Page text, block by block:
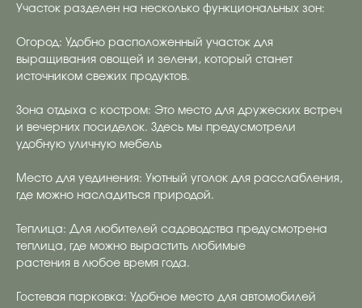
Участок разделен на несколько функциональных зон:
Огород: Удобно расположенный участок для
выращивания овощей и зелени, который станет
источником свежих продуктов.
Зона отдыха с костром: Это место для дружеских встреч
и вечерних посиделок. Здесь мы предусмотрели
удобную уличную мебель
Место для уединения: Уютный уголок для расслабления,
где можно насладиться природой.
Теплица: Для любителей садоводства предусмотрена
теплица, где можно вырастить любимые
растения в любое время года.
Гостевая парковка: Удобное место для автомобилей